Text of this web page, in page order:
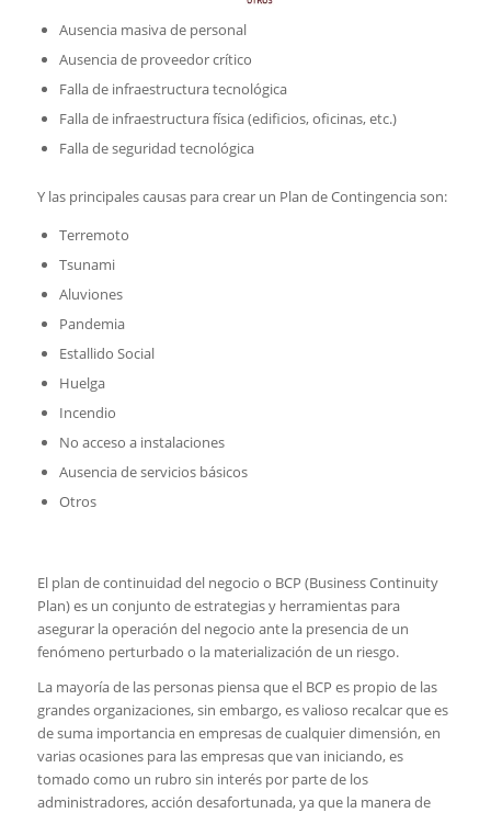
Ausencia masiva de personal
Ausencia de proveedor crítico
Falla de infraestructura tecnológica
Falla de infraestructura física (edificios, oficinas, etc.)
Falla de seguridad tecnológica
Y las principales causas para crear un Plan de Contingencia son:
Terremoto
Tsunami
Aluviones
Pandemia
Estallido Social
Huelga
Incendio
No acceso a instalaciones
Ausencia de servicios básicos
Otros
El plan de continuidad del negocio o BCP (Business Continuity
Plan) es un conjunto de estrategias y herramientas para
asegurar la operación del negocio ante la presencia de un
fenómeno perturbado o la materialización de un riesgo.
La mayoría de las personas piensa que el BCP es propio de las
grandes organizaciones, sin embargo, es valioso recalcar que es
de suma importancia en empresas de cualquier dimensión, en
varias ocasiones para las empresas que van iniciando, es
tomado como un rubro sin interés por parte de los
administradores, acción desafortunada, ya que la manera de